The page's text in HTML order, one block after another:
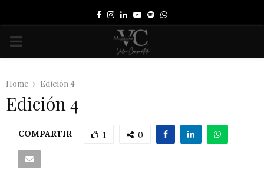
Facebook
Instagram
LinkedinYoutube
SpotifyWhatsapp
PRIMARY
Home Edición 4
Edición 4
COMPARTIR 1 0